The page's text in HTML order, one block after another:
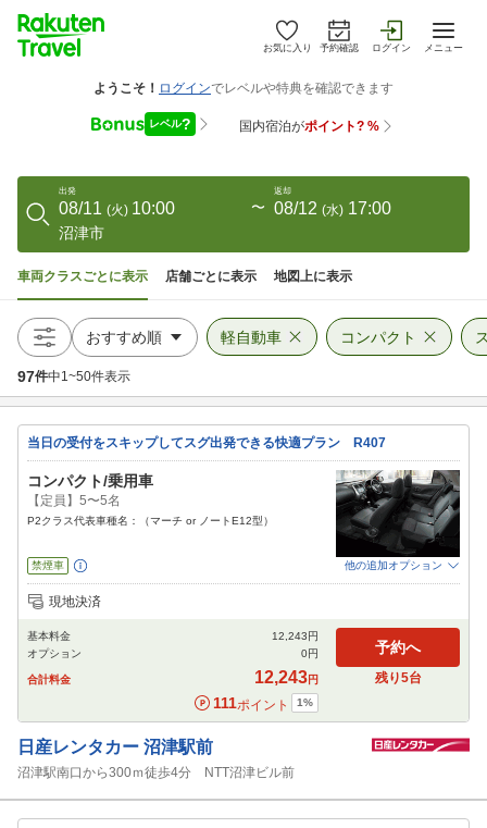
お気に入り 予約確認 ログイン メニュー
出発
08/11 (火) 10:00 〜
返却
08/12 (水) 17:00
沼津市
車両クラスごとに表示 店舗ごとに表示 地図上に表示
軽自動車 コンパクト
97件中1~50件表示
当日の受付をスキップしてスグ出発できる快適プラン R407
コンパクト/乗用車
【定員】5〜5名
P2クラス代表車種名：（マーチ or ノートE12型）
禁煙車 他の追加オプション
追加可能オプション
カーナビ
現地決済
基本料金 12,243円
オプション
0円
合計料金 12,243円
111ポイント 1%
予約へ
残り5台
日産レンタカー 沼津駅前
沼津駅南口から300ｍ徒歩4分 NTT沼津ビル前